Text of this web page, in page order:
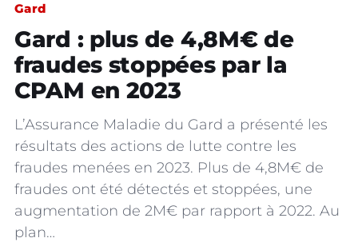
Gard
Gard : plus de 4,8M€ de
fraudes stoppées par la
CPAM en 2023
L’Assurance Maladie du Gard a présenté les
résultats des actions de lutte contre les
fraudes menées en 2023. Plus de 4,8M€ de
fraudes ont été détectés et stoppées, une
augmentation de 2M€ par rapport à 2022. Au
plan…